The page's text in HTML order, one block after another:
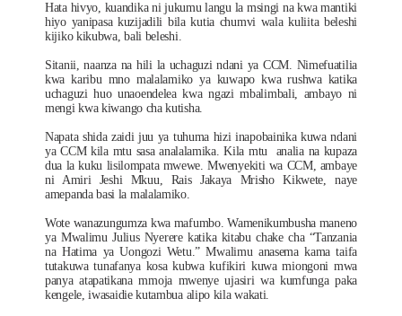
Hata hivyo, kuandika ni jukumu langu la msingi na kwa mantiki
hiyo yanipasa kuzijadili bila kutia chumvi wala kuliita beleshi
kijiko kikubwa, bali beleshi.
Sitanii, naanza na hili la uchaguzi ndani ya CCM. Nimefuatilia
kwa karibu mno malalamiko ya kuwapo kwa rushwa katika
uchaguzi huo unaoendelea kwa ngazi mbalimbali, ambayo ni
mengi kwa kiwango cha kutisha.
Napata shida zaidi juu ya tuhuma hizi inapobainika kuwa ndani
ya CCM kila mtu sasa analalamika. Kila mtu analia na kupaza
dua la kuku lisilompata mwewe. Mwenyekiti wa CCM, ambaye
ni Amiri Jeshi Mkuu, Rais Jakaya Mrisho Kikwete, naye
amepanda basi la malalamiko.
Wote wanazungumza kwa mafumbo. Wamenikumbusha maneno
ya Mwalimu Julius Nyerere katika kitabu chake cha “Tanzania
na Hatima ya Uongozi Wetu.” Mwalimu anasema kama taifa
tutakuwa tunafanya kosa kubwa kufikiri kuwa miongoni mwa
panya atapatikana mmoja mwenye ujasiri wa kumfunga paka
kengele, iwasaidie kutambua alipo kila wakati.